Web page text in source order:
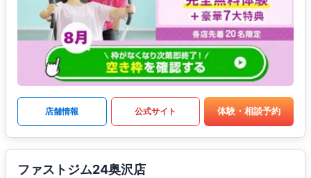
店舗情報 公式サイト 体験・相談予約
ファストジム24奥沢店